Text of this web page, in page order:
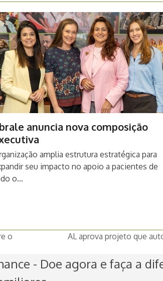
anuncia nova composição
amplia estrutura estratégica para
seu impacto no apoio a pacientes de
o…
o
post:
AL aprova projeto que
- Doe agora e faça a